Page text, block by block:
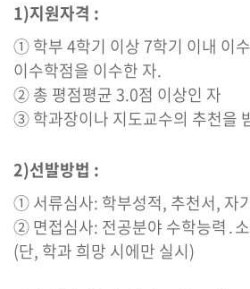
1)지원자격 :
① 학부 4학기 이상 7학기 이내 이
이수학점을 이수한 자.
② 총 평점평균 3.0점 이상인 자
③ 학과장이나 지도교수의 추천을
2)선발방법 :
① 서류심사: 학부성적, 추천서, 자
② 면접심사: 전공분야 수학능력․
(단, 학과 희망 시에만 실시)